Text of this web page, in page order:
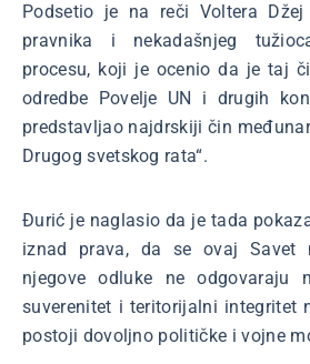
Podsetio je na reči Voltera Džej
pravnika i nekadašnjeg
procesu, koji je ocenio da je taj
odredbe Povelje UN i drugih
predstavljao najdrskiji čin
Drugog svetskog rata“.
Đurić je naglasio da je tada
iznad prava, da se ovaj Savet
njegove odluke ne odgovaraju
suverenitet i teritorijalni integritet
postoji dovoljno političke i vojne